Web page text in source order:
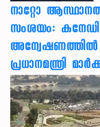
നാറ്റോ
സംശയം:
അന്വേഷണത്തില്‍
പ്രധാനമന്ത്രി